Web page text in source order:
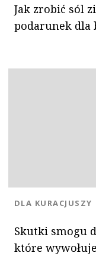
Jak zrobić sól
podarunek dla
Skutki smogu
które
KATEGORIA:
DLA KURACJUSZY